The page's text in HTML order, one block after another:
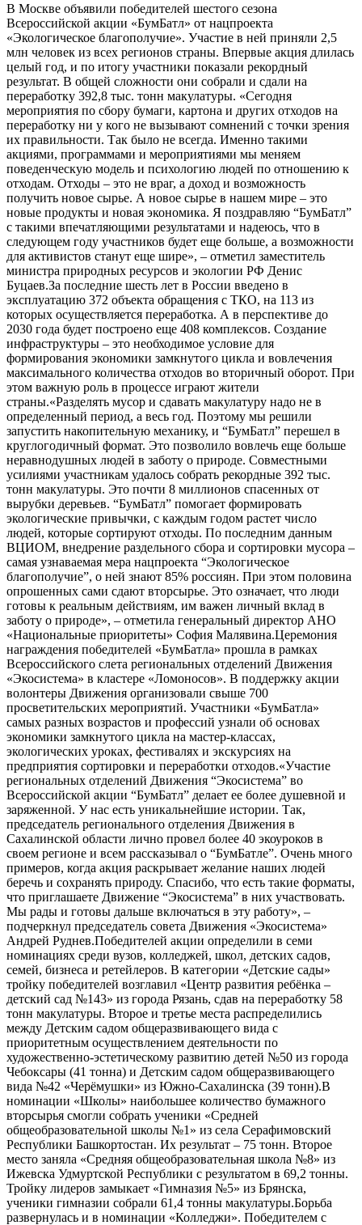
В Москве объявили победителей шестого сезона
Всероссийской акции «БумБатл» от нацпроекта
«Экологическое благополучие». Участие в ней приняли 2,5
млн человек из всех регионов страны. Впервые акция длилась
целый год, и по итогу участники показали рекордный
результат. В общей сложности они собрали и сдали на
переработку 392,8 тыс. тонн макулатуры. «Сегодня
мероприятия по сбору бумаги, картона и других отходов на
переработку ни у кого не вызывают сомнений с точки зрения
их правильности. Так было не всегда. Именно такими
акциями, программами и мероприятиями мы меняем
поведенческую модель и психологию людей по отношению к
отходам. Отходы – это не враг, а доход и возможность
получить новое сырье. А новое сырье в нашем мире – это
новые продукты и новая экономика. Я поздравляю “БумБатл”
с такими впечатляющими результатами и надеюсь, что в
следующем году участников будет еще больше, а возможности
для активистов станут еще шире», – отметил заместитель
министра природных ресурсов и экологии РФ Денис
Буцаев.За последние шесть лет в России введено в
эксплуатацию 372 объекта обращения с ТКО, на 113 из
которых осуществляется переработка. А в перспективе до
2030 года будет построено еще 408 комплексов. Создание
инфраструктуры – это необходимое условие для
формирования экономики замкнутого цикла и вовлечения
максимального количества отходов во вторичный оборот. При
этом важную роль в процессе играют жители
страны.«Разделять мусор и сдавать макулатуру надо не в
определенный период, а весь год. Поэтому мы решили
запустить накопительную механику, и “БумБатл” перешел в
круглогодичный формат. Это позволило вовлечь еще больше
неравнодушных людей в заботу о природе. Совместными
усилиями участникам удалось собрать рекордные 392 тыс.
тонн макулатуры. Это почти 8 миллионов спасенных от
вырубки деревьев. “БумБатл” помогает формировать
экологические привычки, с каждым годом растет число
людей, которые сортируют отходы. По последним данным
ВЦИОМ, внедрение раздельного сбора и сортировки мусора –
самая узнаваемая мера нацпроекта “Экологическое
благополучие”, о ней знают 85% россиян. При этом половина
опрошенных сами сдают вторсырье. Это означает, что люди
готовы к реальным действиям, им важен личный вклад в
заботу о природе», – отметила генеральный директор АНО
«Национальные приоритеты» София Малявина.Церемония
награждения победителей «БумБатла» прошла в рамках
Всероссийского слета региональных отделений Движения
«Экосистема» в кластере «Ломоносов». В поддержку акции
волонтеры Движения организовали свыше 700
просветительских мероприятий. Участники «БумБатла»
самых разных возрастов и профессий узнали об основах
экономики замкнутого цикла на мастер-классах,
экологических уроках, фестивалях и экскурсиях на
предприятия сортировки и переработки отходов.«Участие
региональных отделений Движения “Экосистема” во
Всероссийской акции “БумБатл” делает ее более душевной и
заряженной. У нас есть уникальнейшие истории. Так,
председатель регионального отделения Движения в
Сахалинской области лично провел более 40 экоуроков в
своем регионе и всем рассказывал о “БумБатле”. Очень много
примеров, когда акция раскрывает желание наших людей
беречь и сохранять природу. Спасибо, что есть такие форматы,
что приглашаете Движение “Экосистема” в них участвовать.
Мы рады и готовы дальше включаться в эту работу», –
подчеркнул председатель совета Движения «Экосистема»
Андрей Руднев.Победителей акции определили в семи
номинациях среди вузов, колледжей, школ, детских садов,
семей, бизнеса и ретейлеров. В категории «Детские сады»
тройку победителей возглавил «Центр развития ребёнка –
детский сад №143» из города Рязань, сдав на переработку 58
тонн макулатуры. Второе и третье места распределились
между Детским садом общеразвивающего вида с
приоритетным осуществлением деятельности по
художественно-эстетическому развитию детей №50 из города
Чебоксары (41 тонна) и Детским садом общеразвивающего
вида №42 «Черёмушки» из Южно-Сахалинска (39 тонн).В
номинации «Школы» наибольшее количество бумажного
вторсырья смогли собрать ученики «Средней
общеобразовательной школы №1» из села Серафимовский
Республики Башкортостан. Их результат – 75 тонн. Второе
место заняла «Средняя общеобразовательная школа №8» из
Ижевска Удмуртской Республики с результатом в 69,2 тонны.
Тройку лидеров замыкает «Гимназия №5» из Брянска,
ученики гимназии собрали 61,4 тонны макулатуры.Борьба
развернулась и в номинации «Колледжи». Победителем с